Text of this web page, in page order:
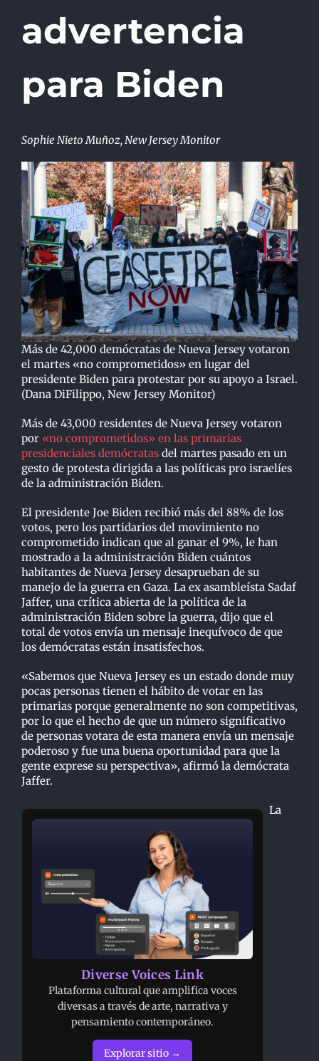
advertencia
para Biden
Sophie Nieto Muñoz, New Jersey Monitor
Más de 42,000 demócratas de Nueva Jersey votaron
el martes «no comprometidos» en lugar del
presidente Biden para protestar por su apoyo a Israel.
(Dana DiFilippo, New Jersey Monitor)
Más de 43,000 residentes de Nueva Jersey votaron
por «no comprometidos» en las primarias
presidenciales demócratas del martes pasado en un
gesto de protesta dirigida a las políticas pro israelíes
de la administración Biden.
El presidente Joe Biden recibió más del 88% de los
votos, pero los partidarios del movimiento no
comprometido indican que al ganar el 9%, le han
mostrado a la administración Biden cuántos
habitantes de Nueva Jersey desaprueban de su
manejo de la guerra en Gaza. La ex asambleísta Sadaf
Jaffer, una crítica abierta de la política de la
administración Biden sobre la guerra, dijo que el
total de votos envía un mensaje inequívoco de que
los demócratas están insatisfechos.
«Sabemos que Nueva Jersey es un estado donde muy
pocas personas tienen el hábito de votar en las
primarias porque generalmente no son competitivas,
por lo que el hecho de que un número significativo
de personas votara de esta manera envía un mensaje
poderoso y fue una buena oportunidad para que la
gente exprese su perspectiva», afirmó la demócrata
Jaffer.
Diverse Voices Link
Plataforma cultural que amplifica voces
diversas a través de arte, narrativa y
pensamiento contemporáneo.
Explorar sitio →
La